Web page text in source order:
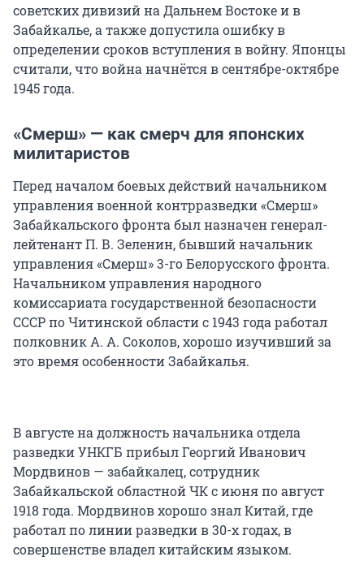
советских дивизий на Дальнем Востоке и в
Забайкалье, а также допустила ошибку в
определении сроков вступления в войну. Японцы
считали, что война начнётся в сентябре-октябре
1945 года.
«Смерш» — как смерч для японских
милитаристов
Перед началом боевых действий начальником
управления военной контрразведки «Смерш»
Забайкальского фронта был назначен генерал-
лейтенант П. В. Зеленин, бывший начальник
управления «Смерш» 3-го Белорусского фронта.
Начальником управления народного
комиссариата государственной безопасности
СССР по Читинской области с 1943 года работал
полковник А. А. Соколов, хорошо изучивший за
это время особенности Забайкалья.
В августе на должность начальника отдела
разведки УНКГБ прибыл Георгий Иванович
Мордвинов — забайкалец, сотрудник
Забайкальской областной ЧК с июня по август
1918 года. Мордвинов хорошо знал Китай, где
работал по линии разведки в 30-х годах, в
совершенстве владел китайским языком.